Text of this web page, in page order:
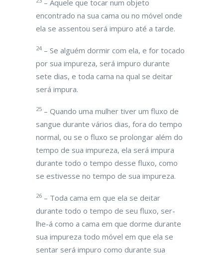
– Aquele que tocar num objeto
encontrado na sua cama ou no móvel onde
ela se assentou será impuro até a tarde.
24 – Se alguém dormir com ela, e for tocado
por sua impureza, será impuro durante
sete dias, e toda cama na qual se deitar
será impura.
25 – Quando uma mulher tiver um fluxo de
sangue durante vários dias, fora do tempo
normal, ou se o fluxo se prolongar além do
tempo de sua impureza, ela será impura
durante todo o tempo desse fluxo, como
se estivesse no tempo de sua impureza.
26 – Toda cama em que ela se deitar
durante todo o tempo de seu fluxo, ser-
lhe-á como a cama em que dorme durante
sua impureza todo móvel em que ela se
sentar será impuro como durante sua